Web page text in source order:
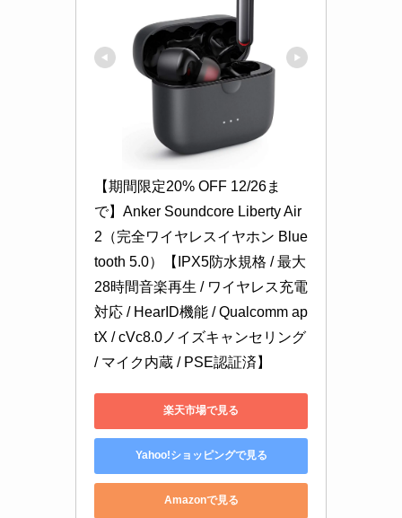
【期間限定20% OFF 12/26ま
で】Anker Soundcore Liberty Air
2（完全ワイヤレスイヤホン Blue
tooth 5.0）【IPX5防水規格 / 最大
28時間音楽再生 / ワイヤレス充電
対応 / HearID機能 / Qualcomm ap
tX / cVc8.0ノイズキャンセリング
/ マイク内蔵 / PSE認証済】
楽天市場で見る
Yahoo!ショッピングで見る
Amazonで見る